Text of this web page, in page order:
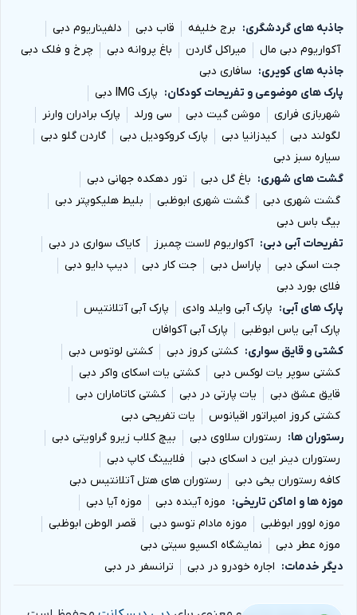
جاذبه های گردشگری برج خلیفه قاب دبی
دلفیناریوم دبی
آکواریوم دبی مال
میراکل گاردن باغ پروانه دبی
چرخ و فلک دبی
جاذبه های کویری
سافاری دبی
پارک های موضوعی و تفریحات کودکان
پارک IMG دبی
شهربازی فراری
موشن گیت دبی سی ورلد
پارک برادران وارنر
لگولند دبی
کیدزانیا دبی پارک کروکودیل دبی
گاردن گلو دبی
سیاره سبز دبی
گشت های شهری
باغ گل دبی
تور دهکده جهانی دبی
گشت شهری دبی
گشت شهری ابوظبی
بلیط هلیکوپتر دبی
بیگ باس دبی
تفریحات آبی دبی
آکواریوم لاست چمبرز
کایاک سواری در دبی
جت اسکی دبی
پاراسل دبی جت کار دبی
دیپ دایو دبی
فلای بورد دبی
پارک های آبی
پارک آبی وایلد وادی
پارک آبی آتلانتیس
پارک آبی یاس ابوظبی
پارک آبی آکوافان
کشتی و قایق سواری
کشتی کروز دبی
کشتی لوتوس دبی
کشتی سوپر یات لوکس دبی
کشتی یات اسکای واکر دبی
قایق عشق دبی
یات پارتی در دبی
کشتی کاتاماران دبی
کشتی کروز امپراتور اقیانوس
یات تفریحی دبی
رستوران ها
رستوران سلاوی دبی
بیچ کلاب زیرو گراویتی دبی
رستوران دینر این د اسکای دبی
فلایینگ کاپ دبی
کافه رستوران یخی دبی
رستوران های هتل آتلانتیس دبی
موزه ها و اماکن تاریخی
موزه آینده دبی
موزه آیا دبی
موزه لوور ابوظبی
موزه مادام توسو دبی
قصر الوطن ابوظبی
موزه عطر دبی
نمایشگاه اکسپو سیتی دبی
دیگر خدمات
اجاره خودرو در دبی ترانسفر در دبی